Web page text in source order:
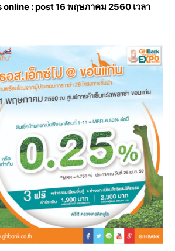
online : post16 พฤษภาคม 2560 เวลา